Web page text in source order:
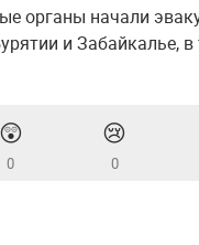
органы начали
и Забайкалье,
😲
0
😢
0